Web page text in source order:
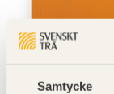
Samtycke